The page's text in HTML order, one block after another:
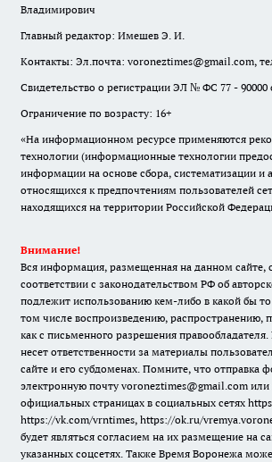
Владимирович
Главный редактор: Имешев Э. И.
Контакты: Эл.почта: voroneztimes@gmail.com,
Свидетельство о регистрации ЭЛ № ФС 77 - 90000
Ограничение по возрасту: 16+
«На информационном ресурсе применяются
технологии (информационные технологии
информации на основе сбора, систематизации и
относящихся к предпочтениям пользователей
находящихся на территории Российской
Внимание!
Вся информация, размещенная на данном сайте,
соответствии с законодательством РФ об
подлежит использованию кем-либо в какой бы
том числе воспроизведению, распространению,
как с письменного разрешения
несет ответственности за материалы
сайте и его субдоменах. Помните, что отправка
электронную почту voroneztimes@gmail.com
официальных страницах в социальных сетях
https://vk.com/vrntimes, https://ok.ru/
будет являться согласием на их размещение на
указанных соцсетях. Также Время Воронежа